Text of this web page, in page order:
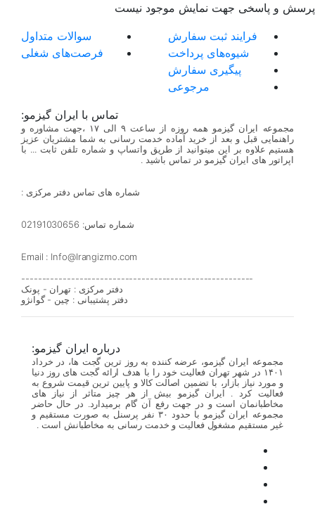
پرسش و پاسخی جهت نمایش موجود نیست
فرایند ثبت سفارش
شیوه‌های پرداخت
پیگیری سفارش
مرجوعی
سوالات متداول
فرصت‌های شغلی
تماس با ایران گیزمو:
مجموعه ایران گیزمو همه روزه از ساعت ۹ الی ۱۷ ،جهت مشاوره و
راهنمایی قبل و بعد از خرید آماده خدمت رسانی به شما مشتریان عزیز
هستیم علاوه بر این میتوانید از طریق واتساپ و شماره تلفن ثابت ... با
اپراتور های ایران گیزمو در تماس باشید .
شماره های تماس دفتر مرکزی :
شماره تماس: 02191030656
Email : Info@Irangizmo.com
--------------------------------------------------------
دفتر مرکزی : تهران - پونک
دفتر پشتیبانی : چین - گوانژو
درباره ایران گیزمو:
مجموعه ایران گیزمو، عرضه کننده به روز ترین گجت ها، در خرداد
۱۴۰۱ در شهر تهران فعالیت خود را با هدف ارائه گجت های روز دنیا
و مورد نیاز بازار، با تضمین اصالت کالا و پایین ترین قیمت شروع به
فعالیت کرد . ایران گیزمو بیش از هر چیز متاثر از نیاز های
مخاطبانمان است و در جهت رفع آن گام برمیدارد. در حال حاضر
مجموعه ایران گیزمو با حدود ۳۰ نفر پرسنل به صورت مستقیم و
غیر مستقیم مشغول فعالیت و خدمت رسانی به مخاطبانش است .